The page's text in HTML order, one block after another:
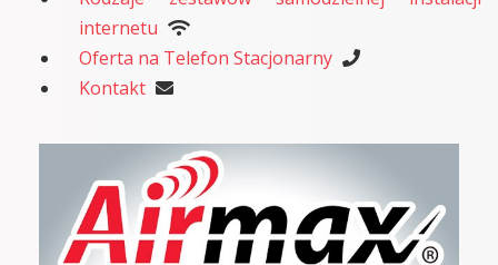
internetu
Oferta na Telefon Stacjonarny
Kontakt